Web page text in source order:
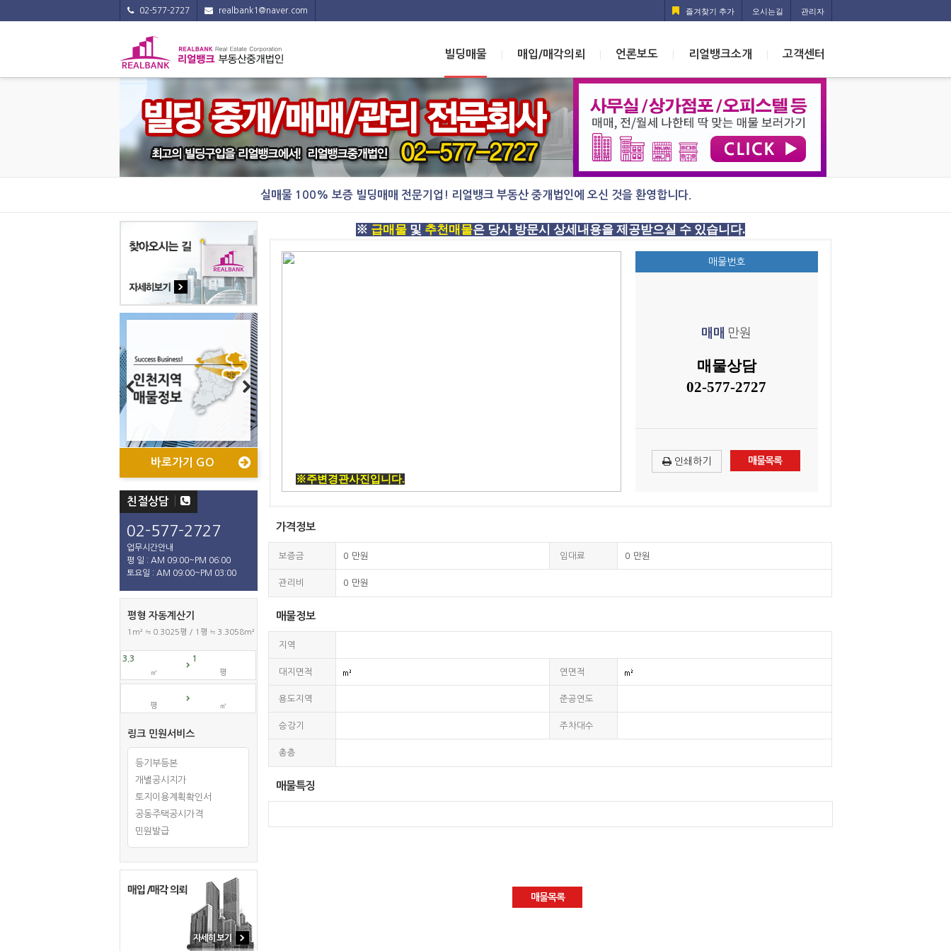
02-577-2727 realbank1@naver.com 즐겨찾기 추가 오시는길 관리자
빌딩매물 매입/매각의뢰 언론보도 리얼뱅크소개 고객센터
실매물 100% 보증 빌딩매매 전문기업! 리얼뱅크 부동산 중개법인에 오신 것을 환영합니다.
바로가기 GO
바로가기 GO
바로가기 GO
바로가기 GO
Previous Next
친절상담
02-577-2727
업무시간안내
평 일 : AM 09:00~PM 06:00
토요일 : AM 09:00~PM 03:00
평형 자동계산기
1m² ≒ 0.3025평 / 1평 ≒ 3.3058m²
㎡ 평
평 ㎡
링크 민원서비스
등기부등본
개별공시지가
토지이용계획확인서
공동주택공시가격
민원발급
※ 급매물 및 추천매물은 당사 방문시 상세내용을 제공받으실 수 있습니다.
※주변경관사진입니다.
매물번호
매매 만원
매물상담
02-577-2727
인쇄하기 매물목록
가격정보
보증금 0 만원 임대료 0 만원
관리비 0 만원
매물정보
지역
대지면적 연면적
용도지역 준공연도
승강기 주차대수
총층
매물특징
매물목록